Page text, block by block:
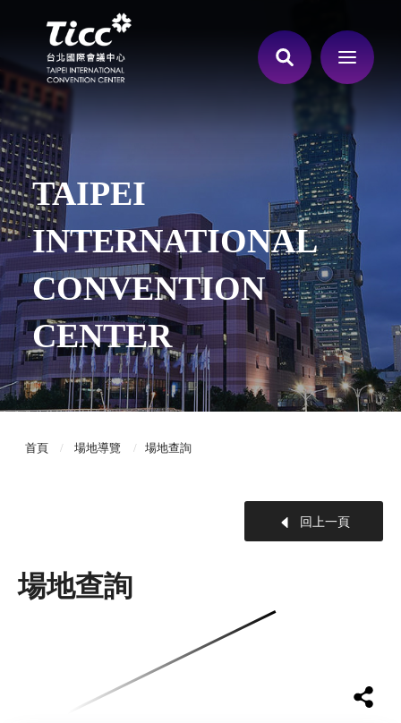
TAIPEI
INTERNATIONAL
CONVENTION
CENTER
首頁 場地導覽 場地查詢
回上一頁
場地查詢